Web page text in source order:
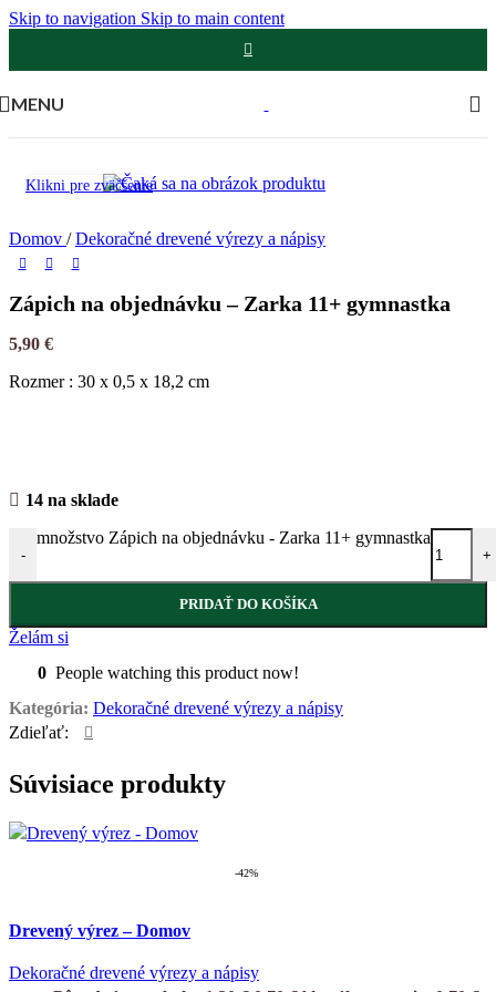
Skip to navigation Skip to main content
MENU
Klikni pre zväčšenie
Domov / Dekoračné drevené výrezy a nápisy
Zápich na objednávku – Zarka 11+ gymnastka
5,90 €
Rozmer : 30 x 0,5 x 18,2 cm
14 na sklade
-
množstvo Zápich na objednávku - Zarka 11+ gymnastka
+
PRIDAŤ DO KOŠÍKA
Želám si
0 People watching this product now!
Kategória: Dekoračné drevené výrezy a nápisy
Zdieľať:
Súvisiace produkty
-42%
Drevený výrez – Domov
Dekoračné drevené výrezy a nápisy